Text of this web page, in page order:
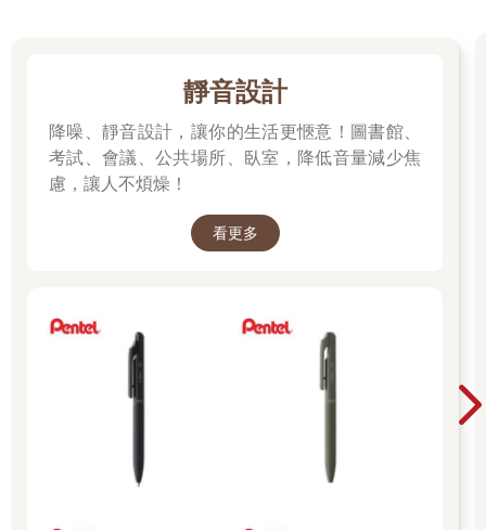
靜音設計
降噪、靜音設計，讓你的生活更愜意！圖書館、
考試、會議、公共場所、臥室，降低音量減少焦
慮，讓人不煩燥！
看更多